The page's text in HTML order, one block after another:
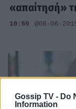
Gossip TV - Do
Information
«απαίτησή»
10:59 @08-06-